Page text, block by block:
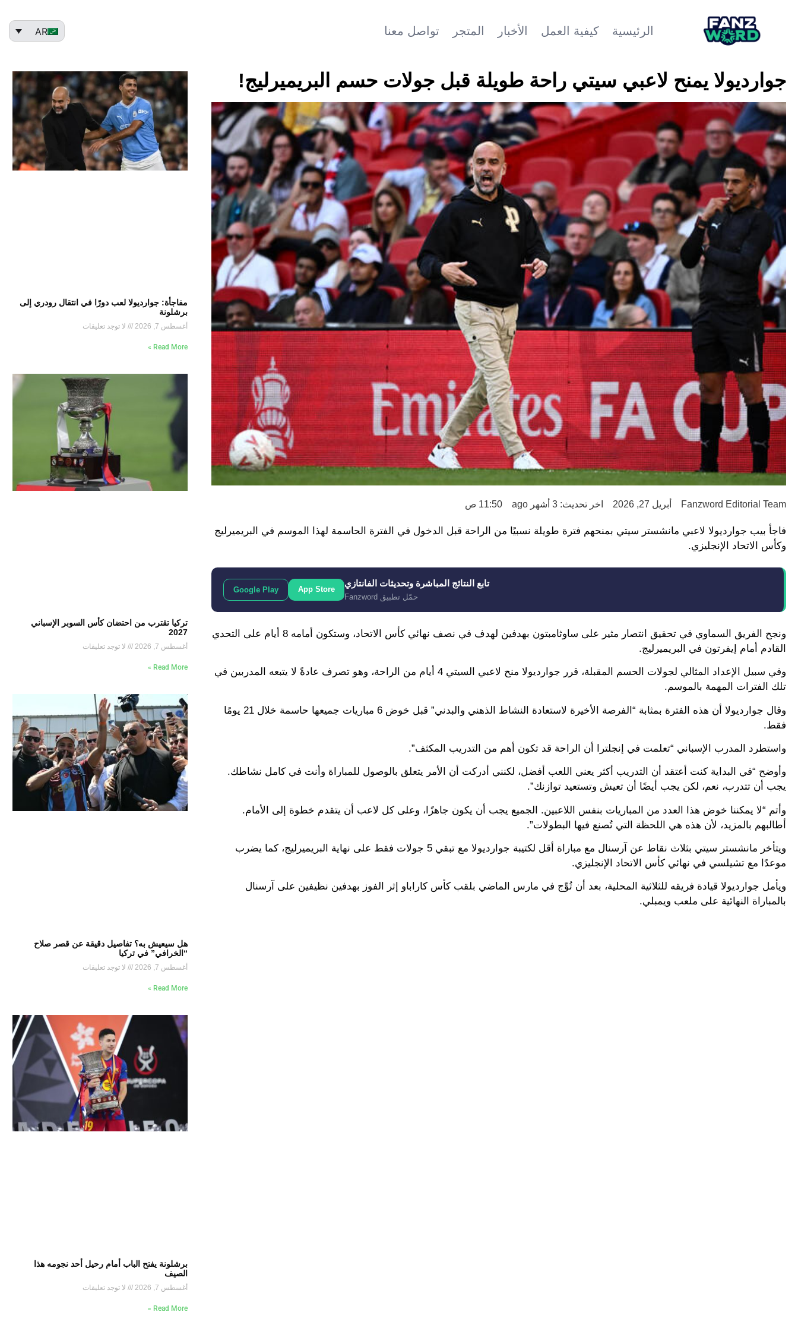
الرئيسية كيفية العمل الأخبار المتجر تواصل معنا AR
جوارديولا يمنح لاعبي سيتي راحة طويلة قبل جولات حسم البريميرليج!
Fanzword Editorial Team أبريل 27, 2026 اخر تحديث: 3 أشهر ago 11:50 ص
فاجأ بيب جوارديولا لاعبي مانشستر سيتي بمنحهم فترة طويلة نسبيًا من الراحة قبل الدخول في الفترة الحاسمة لهذا الموسم في البريميرليج
وكأس الاتحاد الإنجليزي.
تابع النتائج المباشرة وتحديثات الفانتازي
حمّل تطبيق Fanzword
App Store
Google Play
ونجح الفريق السماوي في تحقيق انتصار مثير على ساوثامبتون بهدفين لهدف في نصف نهائي كأس الاتحاد، وستكون أمامه 8 أيام على التحدي
القادم أمام إيفرتون في البريميرليج.
وفي سبيل الإعداد المثالي لجولات الحسم المقبلة، قرر جوارديولا منح لاعبي السيتي 4 أيام من الراحة، وهو تصرف عادةً لا يتبعه المدربين في
تلك الفترات المهمة بالموسم.
وقال جوارديولا أن هذه الفترة بمثابة “الفرصة الأخيرة لاستعادة النشاط الذهني والبدني” قبل خوض 6 مباريات جميعها حاسمة خلال 21 يومًا
فقط.
واستطرد المدرب الإسباني “تعلمت في إنجلترا أن الراحة قد تكون أهم من التدريب المكثف”.
وأوضح “في البداية كنت أعتقد أن التدريب أكثر يعني اللعب أفضل، لكنني أدركت أن الأمر يتعلق بالوصول للمباراة وأنت في كامل نشاطك.
يجب أن تتدرب، نعم، لكن يجب أيضًا أن تعيش وتستعيد توازنك”.
وأتم “لا يمكننا خوض هذا العدد من المباريات بنفس اللاعبين. الجميع يجب أن يكون جاهزًا، وعلى كل لاعب أن يتقدم خطوة إلى الأمام.
أطالبهم بالمزيد، لأن هذه هي اللحظة التي تُصنع فيها البطولات”.
ويتأخر مانشستر سيتي بثلاث نقاط عن آرسنال مع مباراة أقل لكتيبة جوارديولا مع تبقي 5 جولات فقط على نهاية البريميرليج، كما يضرب
موعدًا مع تشيلسي في نهائي كأس الاتحاد الإنجليزي.
ويأمل جوارديولا قيادة فريقه للثلاثية المحلية، بعد أن تُوِّج في مارس الماضي بلقب كأس كاراباو إثر الفوز بهدفين نظيفين على آرسنال
بالمباراة النهائية على ملعب ويمبلي.
مفاجأة: جوارديولا لعب دورًا في انتقال رودري إلى
برشلونة
أغسطس 7, 2026 لا توجد تعليقات
Read More »
تركيا تقترب من احتضان كأس السوبر الإسباني
2027
أغسطس 7, 2026 لا توجد تعليقات
Read More »
هل سيعيش به؟ تفاصيل دقيقة عن قصر صلاح
“الخرافي” في تركيا
أغسطس 7, 2026 لا توجد تعليقات
Read More »
برشلونة يفتح الباب أمام رحيل أحد نجومه هذا
الصيف
أغسطس 7, 2026 لا توجد تعليقات
Read More »